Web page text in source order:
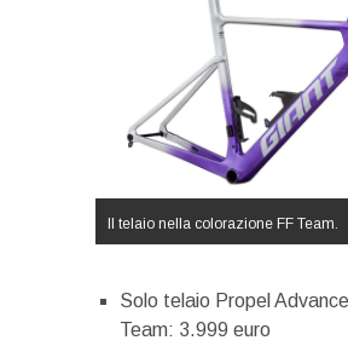
Il telaio nella colorazione FF Team.
Solo telaio Propel
Team: 3.999 euro